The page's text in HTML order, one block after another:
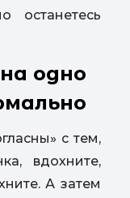
останетесь
одно
с тем,
вдохните,
А затем